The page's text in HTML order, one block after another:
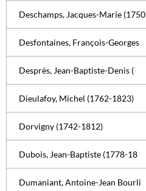
Deschamps, Jacques-Marie (1750
Desfontaines, François-Georges
Desprès, Jean-Baptiste-Denis (
Dieulafoy, Michel (1762-1823)
Dorvigny (1742-1812)
Dubois, Jean-Baptiste (1778-18
Dumaniant, Antoine-Jean Bourli